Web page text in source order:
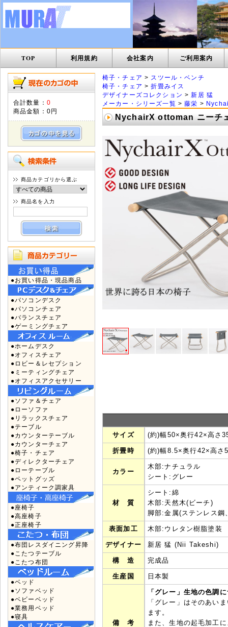
TOP 利用規約 会社案内 ご利用案内
合計数量： 0
商品金額： 0円
商品カテゴリから選ぶ
商品名を入力
●お買い得品・現品商品
●パソコンデスク
●パソコンチェア
●バランスチェア
●ゲーミングチェア
●ホームデスク
●オフィスチェア
●ロビー＆レセプション
●ミーティングチェア
●オフィスアクセサリー
●ソファ＆チェア
●ローソファ
●リラックスチェア
●テーブル
●カウンターテーブル
●カウンターチェア
●椅子・チェア
●ディレクターチェア
●ローテーブル
●ペットグッズ
●アンティーク調家具
●座椅子
●高座椅子
●正座椅子
●布団レスダイニング昇降
●こたつテーブル
●こたつ布団
●ベッド
●ソファベッド
●ベビーベッド
●業務用ベッド
●寝具
椅子・チェア > スツール・ベンチ
椅子・チェア >折畳みイス
デザイナーズコレクション >新居 猛
メーカー・シリーズ一覧 >藤栄 >
NychairX ottoman ニーチ
サイズ (約)幅50×奥行42×高さ
折畳時 (約)幅8.5×奥行42×高さ
カラー
木部:ナチュラル
シート:グレー
材 質
シート:綿
木部:天然木(ビーチ)
脚部:金属(ステンレス鋼
表面加工 木部:ウレタン樹脂塗装
デザイナー 新居 猛 (Nii Takeshi)
構 造 完成品
生産国 日本製
備 考
「グレー」生地の色調
「グレー」はそのあい
ます。
また、生地の起毛加工